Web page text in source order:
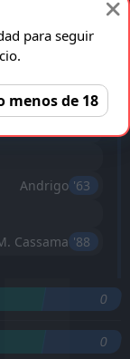
Andrigo '63 ︎
Cassama '88 ︎
0
0
para seguir
menos de 18